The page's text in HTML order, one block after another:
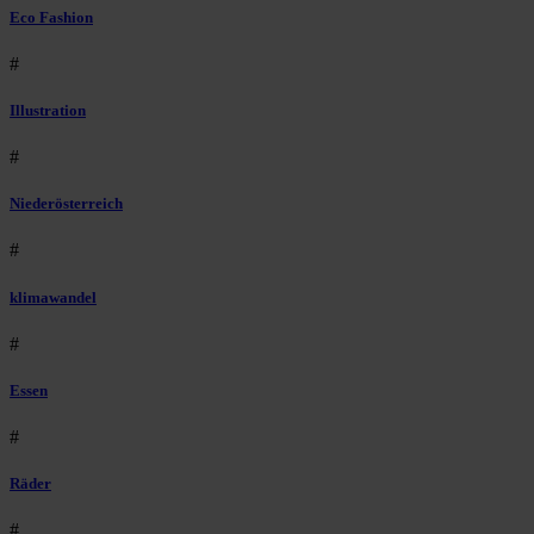
Eco Fashion
#
Illustration
#
Niederösterreich
#
klimawandel
#
Essen
#
Räder